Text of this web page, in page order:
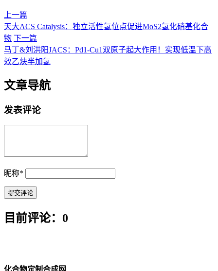
上一篇
天大ACS Catalysis：独立活性氢位点促进MoS2氢化硝基化合
物 下一篇
马丁&刘洪阳JACS：Pd1-Cu1双原子起大作用！实现低温下高
效乙炔半加氢
文章导航
发表评论
昵称*
目前评论：0